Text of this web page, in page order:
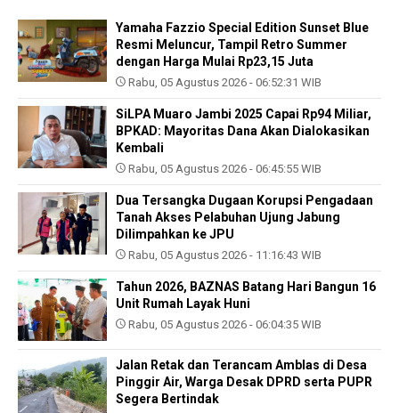
Yamaha Fazzio Special Edition Sunset Blue
Resmi Meluncur, Tampil Retro Summer
dengan Harga Mulai Rp23,15 Juta
Rabu, 05 Agustus 2026 - 06:52:31 WIB
SiLPA Muaro Jambi 2025 Capai Rp94 Miliar,
BPKAD: Mayoritas Dana Akan Dialokasikan
Kembali
Rabu, 05 Agustus 2026 - 06:45:55 WIB
Dua Tersangka Dugaan Korupsi Pengadaan
Tanah Akses Pelabuhan Ujung Jabung
Dilimpahkan ke JPU
Rabu, 05 Agustus 2026 - 11:16:43 WIB
Tahun 2026, BAZNAS Batang Hari Bangun 16
Unit Rumah Layak Huni
Rabu, 05 Agustus 2026 - 06:04:35 WIB
Jalan Retak dan Terancam Amblas di Desa
Pinggir Air, Warga Desak DPRD serta PUPR
Segera Bertindak